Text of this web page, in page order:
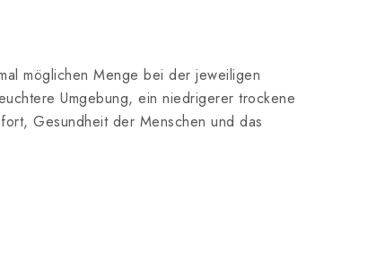
möglichen Menge bei der jeweiligen
Umgebung, ein niedrigerer trockene
Gesundheit der Menschen und das